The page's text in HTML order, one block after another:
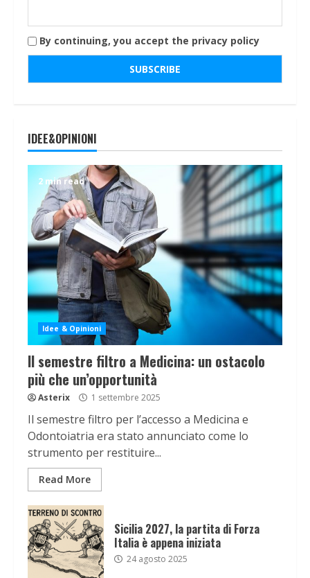
By continuing, you accept the privacy policy
IDEE&OPINIONI
2 min read
Idee & Opinioni
Il semestre filtro a Medicina: un ostacolo
più che un’opportunità
Asterix 1 settembre 2025
Il semestre filtro per l’accesso a Medicina e
Odontoiatria era stato annunciato come lo
strumento per restituire...
Read More
Sicilia 2027, la partita di Forza
Italia è appena iniziata
24 agosto 2025